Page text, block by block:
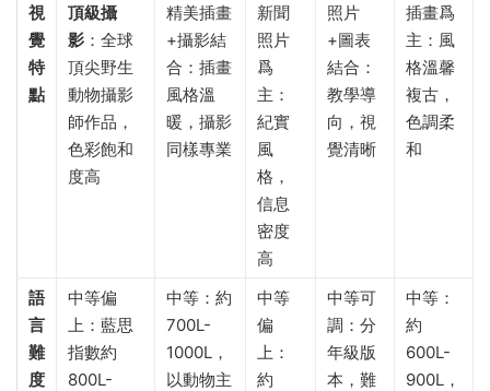
視
覺
特
點
頂級攝
影 ：全球
頂尖野生
動物攝影
師作品，
色彩飽和
度高
精美插畫
+攝影結
合：插畫
風格溫
暖，攝影
同樣專業
新聞
照片
爲
主：
紀實
風
格，
信息
密度
高
照片
+圖表
結合：
教學導
向，視
覺清晰
插畫爲
主：風
格溫馨
複古，
色調柔
和
語
言
難
度
中等偏
上：藍思
指數約
800L-
中等：約
700L-
1000L，
以動物主
中等
偏
上：
約
中等可
調：分
年級版
本，難
中等：
約
600L-
900L，